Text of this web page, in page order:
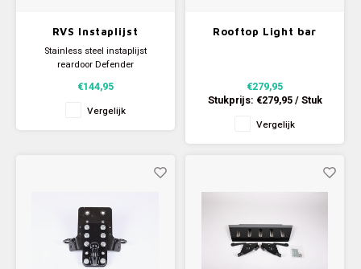
RVS Instaplijst
Achterdeur Land
Rover Defender
Stainless steel instaplijst
reardoor Defender
€144,95
Vergelijk
Rooftop Light bar
€279,95
Stukprijs: €279,95/Stuk
Vergelijk